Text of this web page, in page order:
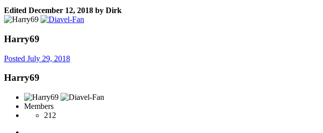
Edited December 12, 2018 by Dirk
Harry69
Posted July 29, 2018
Harry69
Members
212